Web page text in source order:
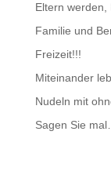
Eltern werden,
Familie und
Freizeit!!!
Miteinander
Nudeln mit
Sagen Sie